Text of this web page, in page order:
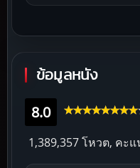
ข้อมูลหนัง
8.0
1,389,357 โหวต, คะ